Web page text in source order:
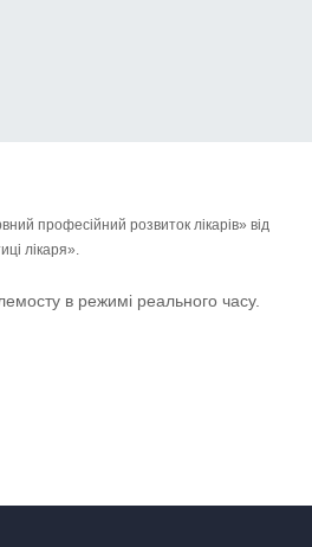
професійний розвиток лікарів» від
лікаря».
в режимі реального часу.